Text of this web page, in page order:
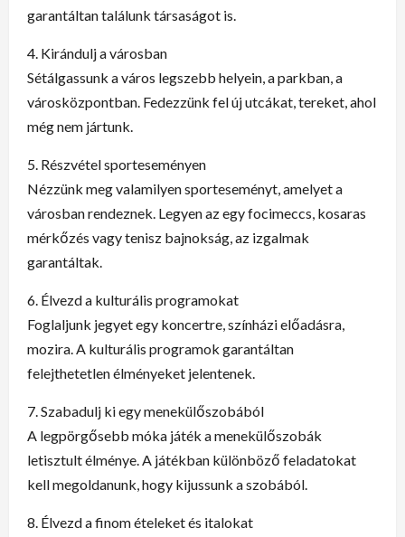
garantáltan találunk társaságot is.
4. Kirándulj a városban
Sétálgassunk a város legszebb helyein, a parkban, a
városközpontban. Fedezzünk fel új utcákat, tereket, ahol
még nem jártunk.
5. Részvétel sporteseményen
Nézzünk meg valamilyen sporteseményt, amelyet a
városban rendeznek. Legyen az egy focimeccs, kosaras
mérkőzés vagy tenisz bajnokság, az izgalmak
garantáltak.
6. Élvezd a kulturális programokat
Foglaljunk jegyet egy koncertre, színházi előadásra,
mozira. A kulturális programok garantáltan
felejthetetlen élményeket jelentenek.
7. Szabadulj ki egy menekülőszobából
A legpörgősebb móka játék a menekülőszobák
letisztult élménye. A játékban különböző feladatokat
kell megoldanunk, hogy kijussunk a szobából.
8. Élvezd a finom ételeket és italokat